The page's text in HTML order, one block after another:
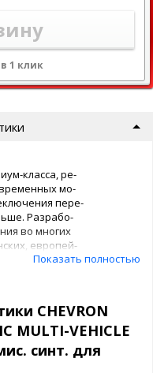
1 клик
класса, ре-
мо-
пере-
Разрабо-
во многих
европей-
(см. Руковод-
собой
для кото-
VI.*
Показать полностью
CHEVRON
MULTI-VEHICLE
синт. для